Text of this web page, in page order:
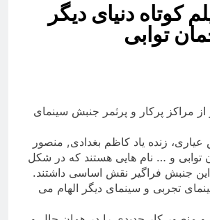
کوتاه دنیای دیگر
توابی
از مراکز پرکار و پرثمر جنبش سینمای
زنده یاد کاظم بغدادی, منصور
توابی و … نام هایی هستند که در شکل
جنبش فراگیر نقش اساسی داشتند.
تجربی و سینمای دیگر الهام می